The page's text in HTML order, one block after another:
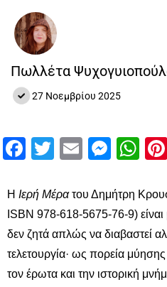
Πωλλέτα
27 Νοεμβρίου 2025
Facebook
Twitter
Email
Η Ιερή Μέρατου Δημήτρη
ISBN 978-618-5675-76-9)
δεν ζητά απλώς να διαβαστεί
τελετουργία· ως πορεία
τον έρωτα και την ιστορική